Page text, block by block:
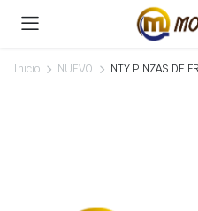
Inicio NUEVO NTY PINZAS DE